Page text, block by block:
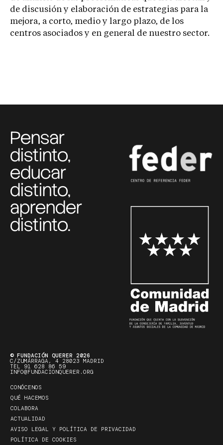
de discusión y elaboración de estrategias para la
mejora, a corto, medio y largo plazo, de los
centros asociados y en general de nuestro sector.
Pensar
distinto,
educar
distinto,
aprender
distinto.
© FUNDACIÓN QUERER 2026
C/ZUMÁRRAGA, 4 28023 MADRID
TEL 91 628 86 59
INFO@FUNDACIONQUERER.ORG
CONÓCENOS
QUÉ HACEMOS
COLABORA
ACTUALIDAD
AVISO LEGAL Y POLÍTICA DE PRIVACIDAD
POLÍTICA DE COOKIES